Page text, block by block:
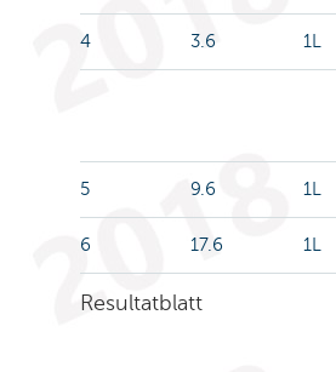
4 3.6 1L
5 9.6 1L
6 17.6 1L
Resultatblatt